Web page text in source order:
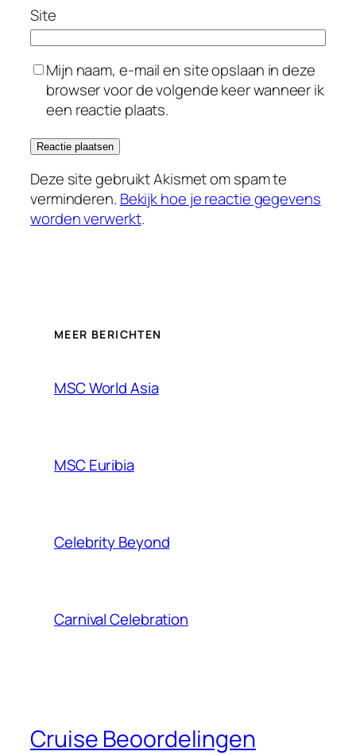
Site
Mijn naam, e-mail en site opslaan in deze
browser voor de volgende keer wanneer ik
een reactie plaats.
Deze site gebruikt Akismet om spam te
verminderen. Bekijk hoe je reactie gegevens
worden verwerkt.
MEER BERICHTEN
MSC World Asia
MSC Euribia
Celebrity Beyond
Carnival Celebration
Cruise Beoordelingen